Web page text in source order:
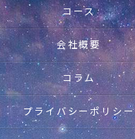
コース
会社概要
コラム
プライバシーポリシー